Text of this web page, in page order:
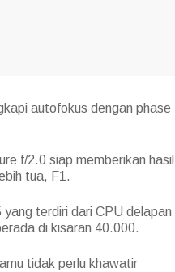
autofokus dengan phase
f/2.0 siap memberikan hasil
tua, F1.
terdiri dari CPU delapan
di kisaran 40.000.
tidak perlu khawatir